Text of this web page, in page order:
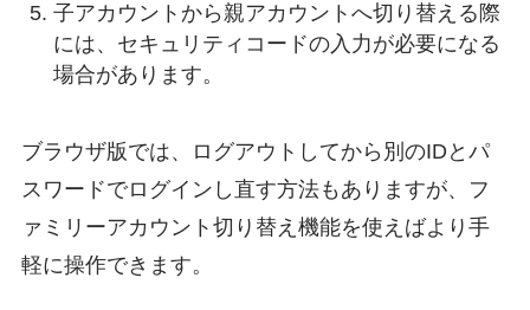
子アカウントから親アカウントへ切り替える際
には、セキュリティコードの入力が必要になる
場合があります。
ブラウザ版では、ログアウトしてから別のIDとパ
スワードでログインし直す方法もありますが、フ
ァミリーアカウント切り替え機能を使えばより手
軽に操作できます。